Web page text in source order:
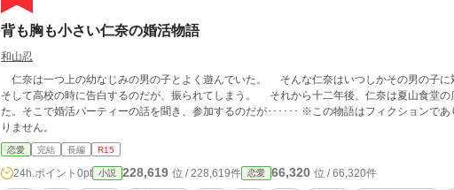
背も胸も小さい仁奈の婚活物語
和山忍
仁奈は一つ上の幼なじみの男の子とよく遊んでいた。 そんな仁奈はいつしかその男の子に対して恋愛感情を抱くようになる。
そして高校の時に告白するのだが、振られてしまう。 それから十二年後、仁奈は夏山食堂の店主として料理を作る生活を送ってい
た。そこで婚活パーティーの話を聞き、参加するのだが･･････ ※この物語はフィクションであり、実在の人物や団体などとは関係あ
りません。
恋愛 完結 長編 R15
24h.ポイント 0pt 小説 228,619 位 / 228,619件 恋愛 66,320 位 / 66,320件